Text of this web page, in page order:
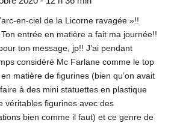
en-ciel de la Licorne ravagée »!!
entrée en matière a fait ma journée!!
ton message, jp!! J’ai pendant
considéré Mc Farlane comme le top
matière de figurines (bien qu’on avait
à des mini statuettes en plastique
véritables figurines avec des
bien comme il faut) et ce genre de